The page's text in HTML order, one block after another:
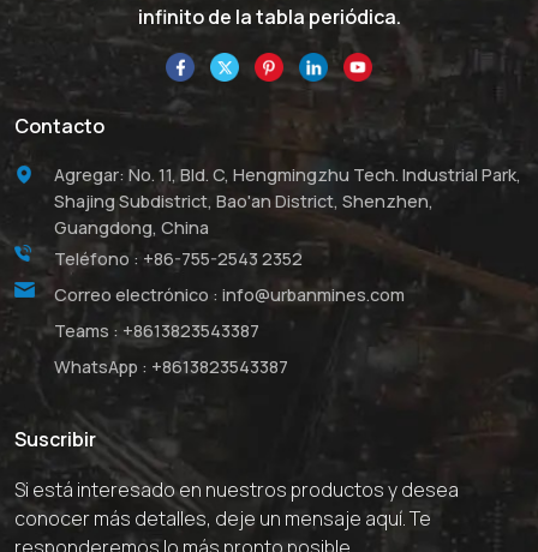
infinito de la tabla periódica.
Contacto
Agregar: No. 11, Bld. C, Hengmingzhu Tech. Industrial Park,
Shajing Subdistrict, Bao'an District, Shenzhen,
Guangdong, China
Teléfono : +86-755-2543 2352
Correo electrónico : info@urbanmines.com
Teams : +8613823543387
WhatsApp : +8613823543387
Suscribir
Si está interesado en nuestros productos y desea
conocer más detalles, deje un mensaje aquí. Te
responderemos lo más pronto posible.